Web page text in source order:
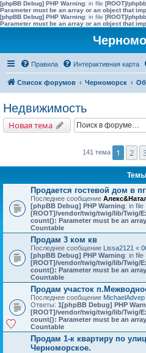
[phpBB Debug] PHP Warning: in file [ROOT]/
Parameter must be an array or an object that
[phpBB Debug] PHP Warning: in file [ROOT]/
Parameter must be an array or an object that
Правила Интерактивная карта
Список форумов Черноморск
Недвижимость
Новая тема
141 тема 1 2
Темы
Продается гостевой дом в
Последнее сообщение
[phpBB Debug] PHP Warning: in file
[ROOT]/vendor/twig/twig/lib/Twig/
count(): Parameter must be an
Countable
Продам 3 ком кв
Последнее сообщение Lissa2121 «
[phpBB Debug] PHP Warning: in file
[ROOT]/vendor/twig/twig/lib/Twig/
count(): Parameter must be an
Countable
Продам участок
Последнее сообщение MichaelAdvep
Ответы: 1[phpBB Debug] PHP
[ROOT]/vendor/twig/twig/lib/Twig/
count(): Parameter must be an
Countable
Продам 1-к квартиру по
Черноморское.